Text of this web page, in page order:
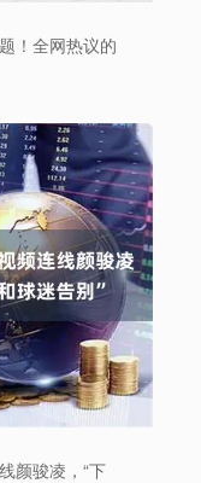
！全网热议的
颜骏凌，“下